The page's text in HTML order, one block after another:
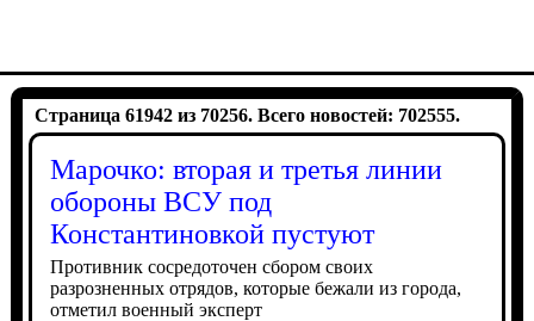
Страница 61942 из 70256. Всего новостей: 702555.
Марочко: вторая и третья линии
обороны ВСУ под
Константиновкой пустуют
Противник сосредоточен сбором своих
разрозненных отрядов, которые бежали из города,
отметил военный эксперт